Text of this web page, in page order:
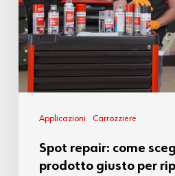
Applicazioni Carrozziere
Spot repair: come
prodotto giusto per